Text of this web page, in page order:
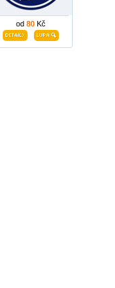
od 80 Kč